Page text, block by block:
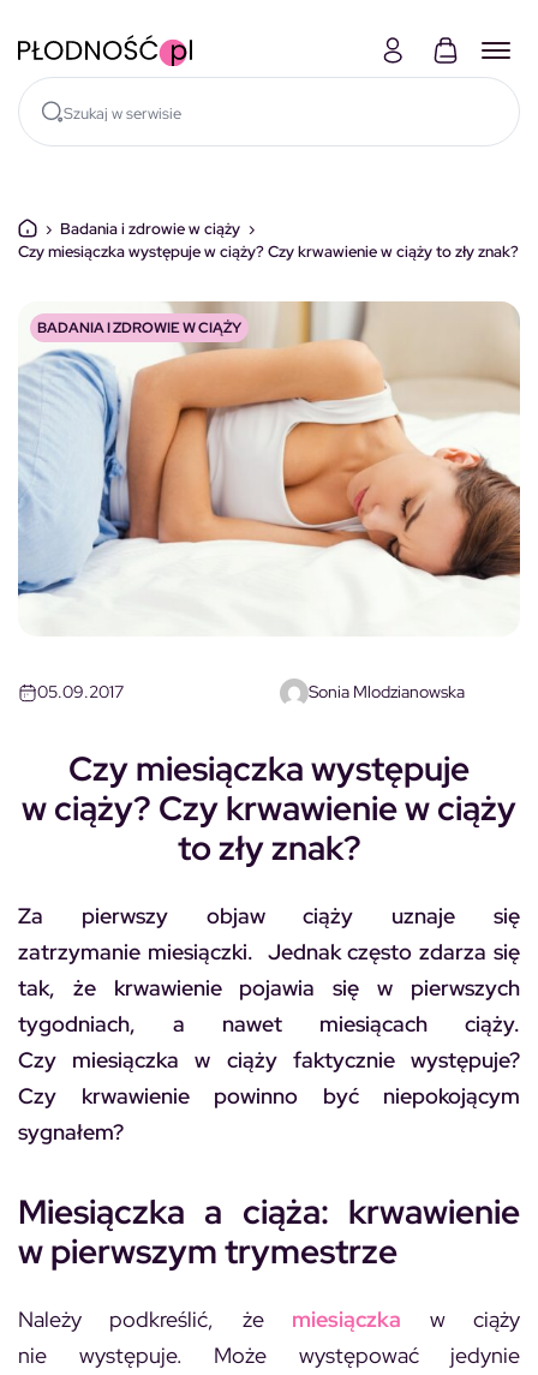
› Badania i zdrowie w ciąży ›
Czy miesiączka występuje w ciąży? Czy krwawienie w ciąży to zły znak?
BADANIA I ZDROWIE W CIĄŻY
05.09.2017 Sonia Mlodzianowska
Czy miesiączka występuje
w ciąży? Czy krwawienie w ciąży
to zły znak?
Za pierwszy objaw ciąży uznaje się
zatrzymanie miesiączki. Jednak często zdarza się
tak, że krwawienie pojawia się w pierwszych
tygodniach, a nawet miesiącach ciąży.
Czy miesiączka w ciąży faktycznie występuje?
Czy krwawienie powinno być niepokojącym
sygnałem?
Miesiączka a ciąża: krwawienie
w pierwszym trymestrze
Należy podkreślić, że miesiączka w ciąży
nie występuje. Może występować jedynie